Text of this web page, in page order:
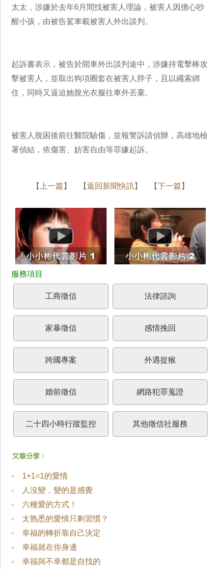
太太，涉嫌於去年6月間找被害人理論，被害人因擔心吵
醒小孩，由被告駕車載被害人外出談判。
起訴書表示，被告於開車外出談判途中，涉嫌持電擊棒攻
擊被害人，並取出狗項圈套在被害人脖子，且以繩索綁
住，同時又逼迫她脫光衣服往車外丟棄。
被害人脫困後前往醫院驗傷，並報警訴請偵辦，高雄地檢
署偵結，依傷害、妨害自由等罪嫌起訴。
【 上一篇 】 【返回新聞快訊】 【下一篇 】
工商徵信 法律諮詢
家暴徵信 感情挽回
跨國專案 外遇捉猴
婚前徵信 網路犯罪蒐證
二十四小時行蹤監控 其他徵信社服務
1+1=1的愛情
人沒變，變的是感覺
六種愛的方式！
太熟悉的愛情只剩習慣？
幸福的轉折靠自己決定
幸福就在你身邊
幸福與不幸都是自找的